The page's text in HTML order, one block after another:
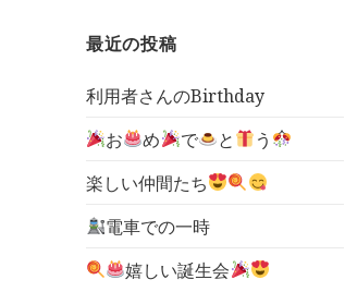
最近の投稿
利用者さんのBirthday
お
め で と
う
楽しい仲間たち
電車での一時
嬉しい誕生会